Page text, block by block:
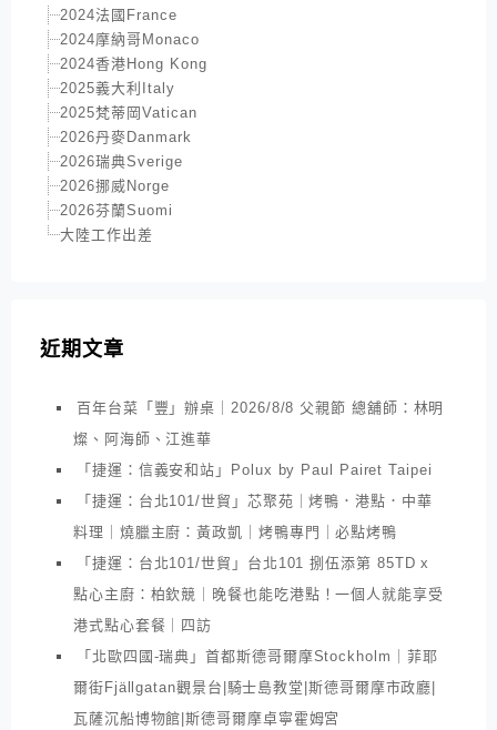
2024法國France
2024摩納哥Monaco
2024香港Hong Kong
2025義大利Italy
2025梵蒂岡Vatican
2026丹麥Danmark
2026瑞典Sverige
2026挪威Norge
2026芬蘭Suomi
大陸工作出差
近期文章
百年台菜「豐」辦桌｜2026/8/8 父親節 總舖師：林明
燦、阿海師、江進華
「捷運：信義安和站」Polux by Paul Pairet Taipei
「捷運：台北101/世貿」芯聚苑｜烤鴨．港點．中華
料理｜燒臘主廚：黃政凱｜烤鴨專門｜必點烤鴨
「捷運：台北101/世貿」台北101 捌伍添第 85TD x
點心主廚：柏欽競｜晚餐也能吃港點！一個人就能享受
港式點心套餐｜四訪
「北歐四國-瑞典」首都斯德哥爾摩Stockholm｜菲耶
爾街Fjällgatan觀景台|騎士島教堂|斯德哥爾摩市政廳|
瓦薩沉船博物館|斯德哥爾摩卓寧霍姆宮